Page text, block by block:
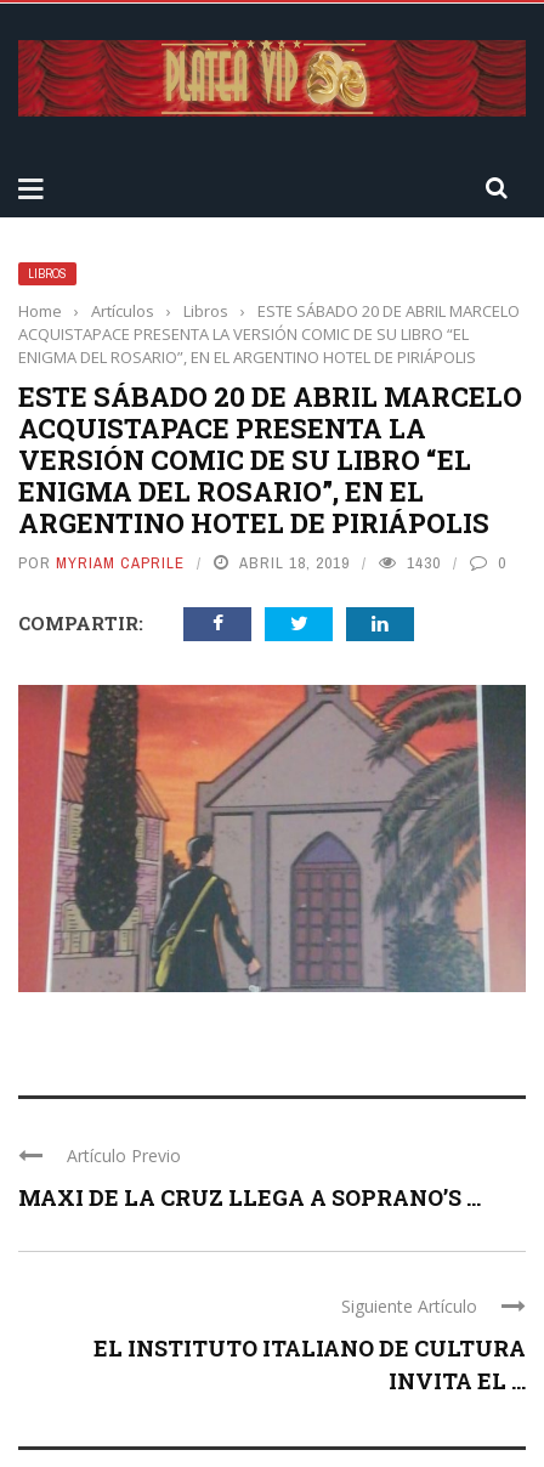
LIBROS
Home › Artículos › Libros ›
ESTE SÁBADO 20 DE ABRIL MARCELO
ACQUISTAPACE PRESENTA LA VERSIÓN COMIC DE SU LIBRO “EL
ENIGMA DEL ROSARIO”, EN EL ARGENTINO HOTEL DE PIRIÁPOLIS
ESTE SÁBADO 20 DE ABRIL MARCELO
ACQUISTAPACE PRESENTA LA
VERSIÓN COMIC DE SU LIBRO “EL
ENIGMA DEL ROSARIO”, EN EL
ARGENTINO HOTEL DE PIRIÁPOLIS
POR MYRIAM CAPRILE ABRIL 18, 2019 1430 0
COMPARTIR:
Artículo Previo
MAXI DE LA CRUZ LLEGA A SOPRANO’S ...
Siguiente Artículo
EL INSTITUTO ITALIANO DE CULTURA
INVITA EL ...